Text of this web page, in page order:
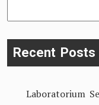
Recent Posts
Laboratorium